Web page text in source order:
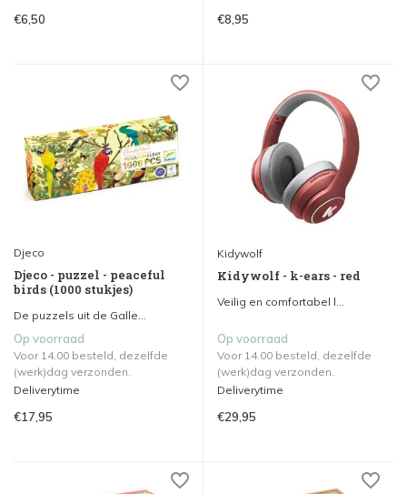
€6,50 €8,95
Djeco
Djeco - puzzel - peaceful
birds (1000 stukjes)
De puzzels uit de Galle...
Op voorraad
Voor 14.00 besteld, dezelfde
(werk)dag verzonden.
Deliverytime
€17,95
Kidywolf
Kidywolf - k-ears - red
Veilig en comfortabel l...
Op voorraad
Voor 14.00 besteld, dezelfde
(werk)dag verzonden.
Deliverytime
€29,95